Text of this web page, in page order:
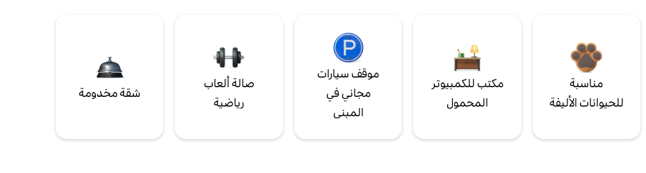
مناسبة
للحيوانات الأليفة
مكتب للكمبيوتر
المحمول
موقف سيارات
مجاني في
المبنى
صالة ألعاب
رياضية
شقة مخدومة